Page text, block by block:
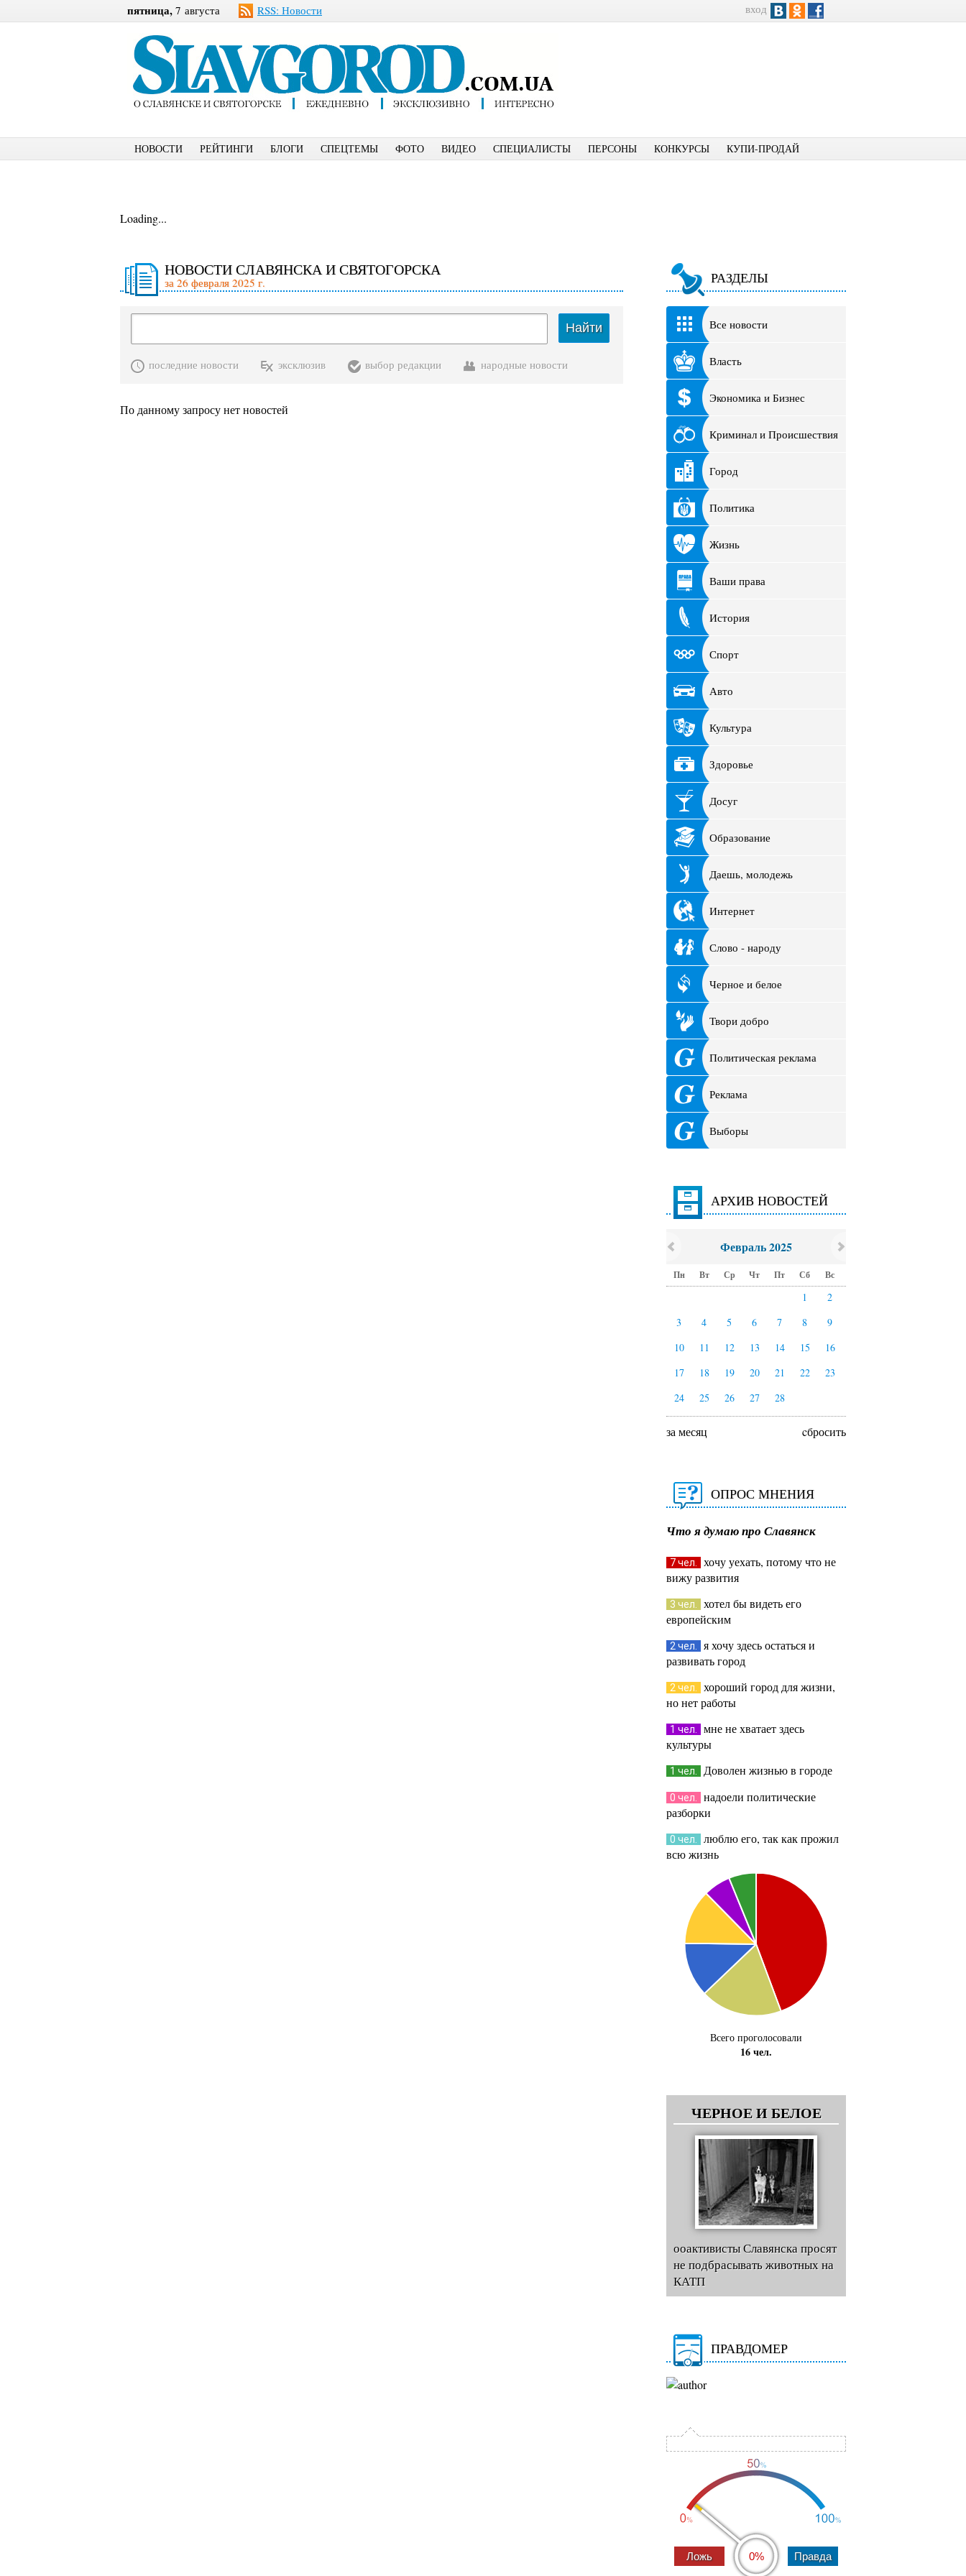
пятница, 7 августа RSS: Новости вход
НОВОСТИ РЕЙТИНГИ БЛОГИ СПЕЦТЕМЫ ФОТО ВИДЕО СПЕЦИАЛИСТЫ ПЕРСОНЫ КОНКУРСЫ КУПИ-ПРОДАЙ
Loading...
НОВОСТИ СЛАВЯНСКА И СВЯТОГОРСКА
за 26 февраля 2025 г.
Найти
последние новости эксклюзив выбор редакции народные новости
По данному запросу нет новостей
РАЗДЕЛЫ
Все новости
Власть
Экономика и Бизнес
Криминал и Происшествия
Город
Политика
Жизнь
Ваши права
История
Спорт
Авто
Культура
Здоровье
Досуг
Образование
Даешь, молодежь
Интернет
Слово - народу
Черное и белое
Твори добро
Политическая реклама
Реклама
Выборы
АРХИВ НОВОСТЕЙ
Февраль 2025
Пн Вт Ср Чт Пт Сб Вс
1
2
3
4 5 6 7 8
9
10
11 12 13 14 15
16
17
18 19 20 21 22
23
24
25 26 27 28
за месяц cбросить
ОПРОС МНЕНИЯ
Что я думаю про Славянск
7 чел.
хочу уехать, потому что не
вижу развития
3 чел.
хотел бы видеть его
европейским
2 чел.
я хочу здесь остаться и
развивать город
2 чел.
хороший город для жизни,
но нет работы
1 чел.
мне не хватает здесь
культуры
1 чел. Доволен жизнью в городе
0 чел.
надоели политические
разборки
0 чел.
люблю его, так как прожил
всю жизнь
Всего проголосовали
16 чел.
ЧЕРНОЕ И БЕЛОЕ
ооактивисты Славянска просят
не подбрасывать животных на
КАТП
ПРАВДОМЕР
0%